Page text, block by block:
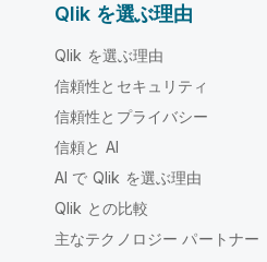
Qlik を選ぶ理由
Qlik を選ぶ理由
信頼性とセキュリティ
信頼性とプライバシー
信頼と AI
AI で Qlik を選ぶ理由
Qlik との比較
主なテクノロジー パートナー